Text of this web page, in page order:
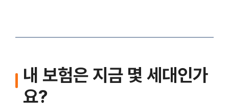
내 보험은 지금 몇 세대인가
요?